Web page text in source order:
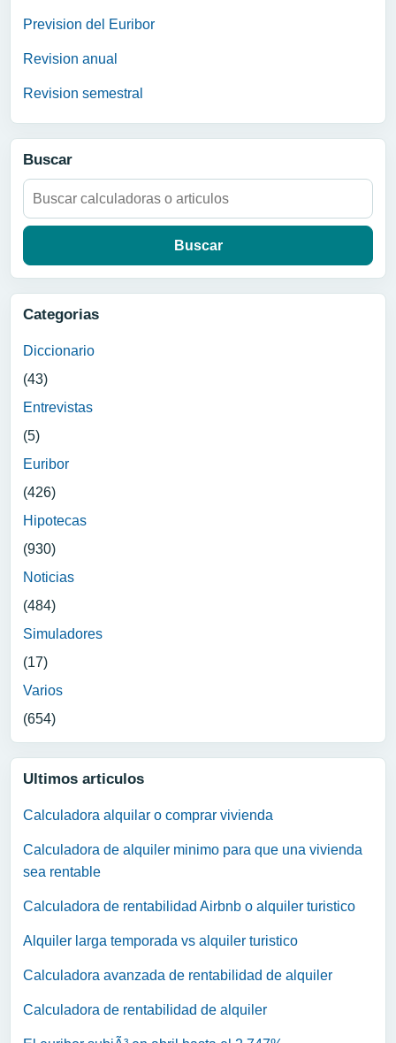
Prevision del Euribor
Revision anual
Revision semestral
Buscar
Buscar:
Categorias
Diccionario
(43)
Entrevistas
(5)
Euribor
(426)
Hipotecas
(930)
Noticias
(484)
Simuladores
(17)
Varios
(654)
Ultimos articulos
Calculadora alquilar o comprar vivienda
Calculadora de alquiler minimo para que una vivienda
sea rentable
Calculadora de rentabilidad Airbnb o alquiler turistico
Alquiler larga temporada vs alquiler turistico
Calculadora avanzada de rentabilidad de alquiler
Calculadora de rentabilidad de alquiler